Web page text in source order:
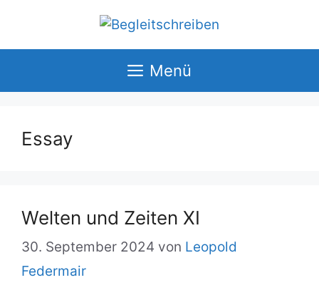
springen
Menü
Essay
Wel­ten und Zei­ten XI
30. September 2024 von Leopold
Federmair